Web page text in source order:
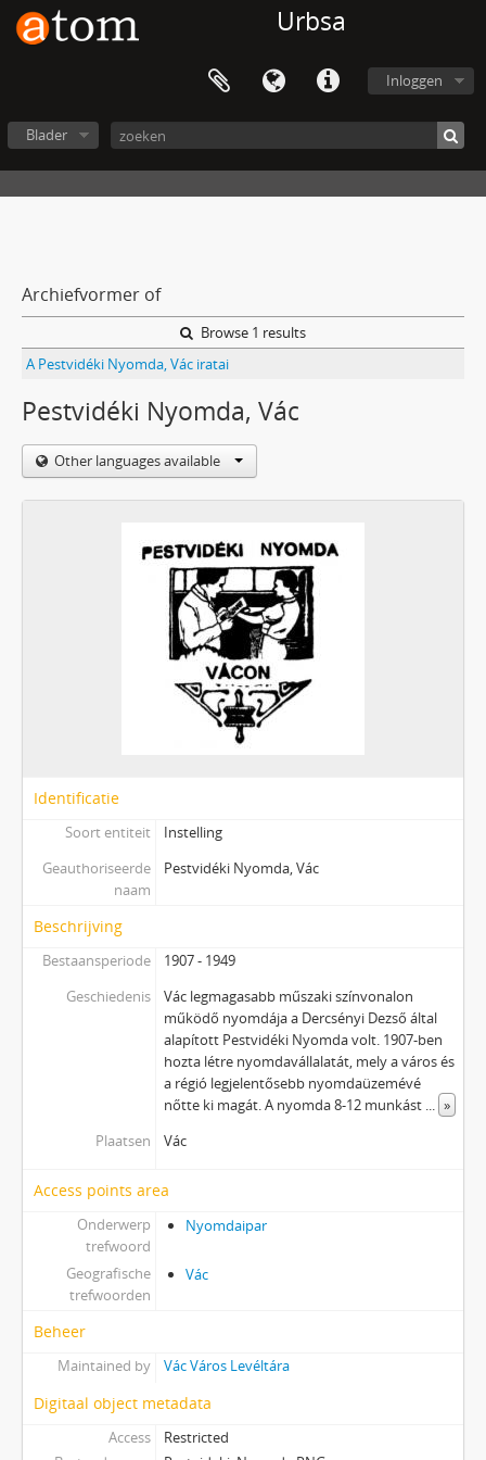
Urbsa
Inloggen
Blader
Archiefvormer of
Browse 1 results
A Pestvidéki Nyomda, Vác iratai
Pestvidéki Nyomda, Vác
Other languages available
Identificatie
Soort entiteit
Instelling
Geauthoriseerde
naam
Pestvidéki Nyomda, Vác
Beschrijving
Bestaansperiode
1907 - 1949
Geschiedenis
Vác legmagasabb műszaki színvonalon
működő nyomdája a Dercsényi Dezső által
alapított Pestvidéki Nyomda volt. 1907-ben
hozta létre nyomdavállalatát, mely a város és
a régió legjelentősebb nyomdaüzemévé
nőtte ki magát. A nyomda 8-12 munkást ... »
Plaatsen
Vác
Access points area
Onderwerp
trefwoord
Nyomdaipar
Geografische
trefwoorden
Vác
Beheer
Maintained by Vác Város Levéltára
Digitaal object metadata
Access
Restricted